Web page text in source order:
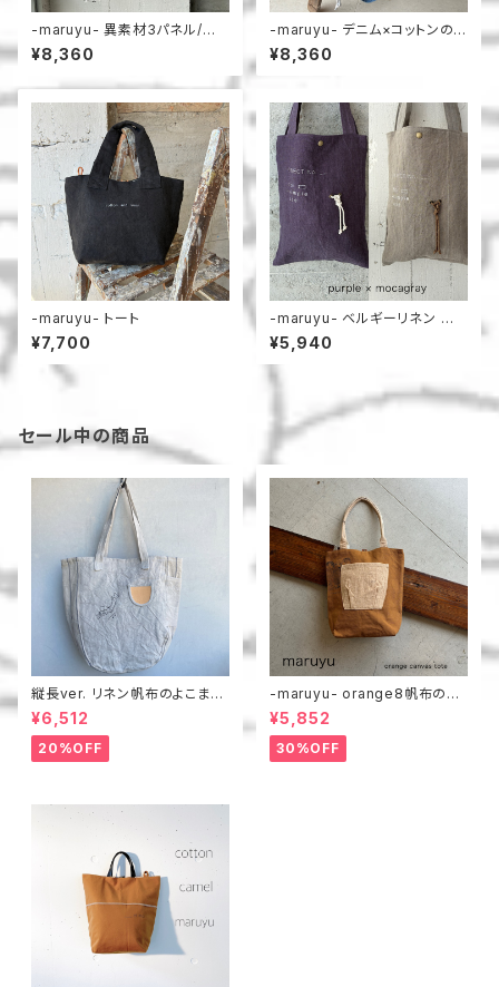
-maruyu- 異素材3パネル/横
長トート
¥8,360
-maruyu- デニム×コットンの
巾着トート
¥8,360
-maruyu- トート
¥7,700
-maruyu- ベルギーリネン 小
さめトート
¥5,940
セール中の商品
縦長ver. リネン帆布のよこまち
トート
¥6,512
20%OFF
-maruyu- orange8帆布のト
ート
¥5,852
30%OFF